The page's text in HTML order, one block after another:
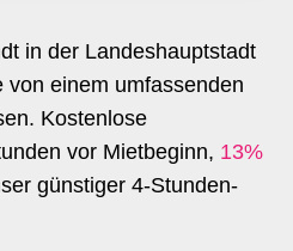
in der Landeshauptstadt
von einem umfassenden
Kostenlose
vor Mietbeginn, 13%
günstiger 4-Stunden-